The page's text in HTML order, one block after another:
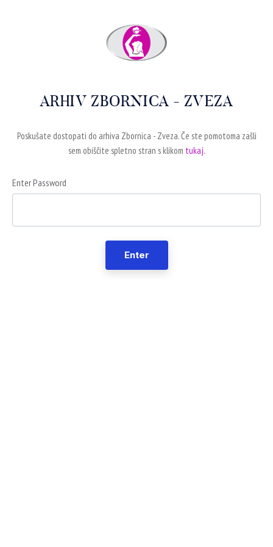
ARHIV ZBORNICA - ZVEZA
Poskušate dostopati do arhiva Zbornica - Zveza. Če ste pomotoma zašli
sem obiščite spletno stran s klikom tukaj.
Enter Password
Enter